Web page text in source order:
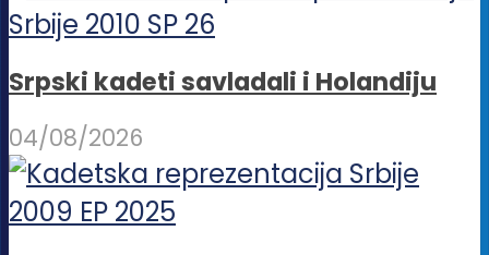
Srpski kadeti savladali i Holandiju
04/08/2026